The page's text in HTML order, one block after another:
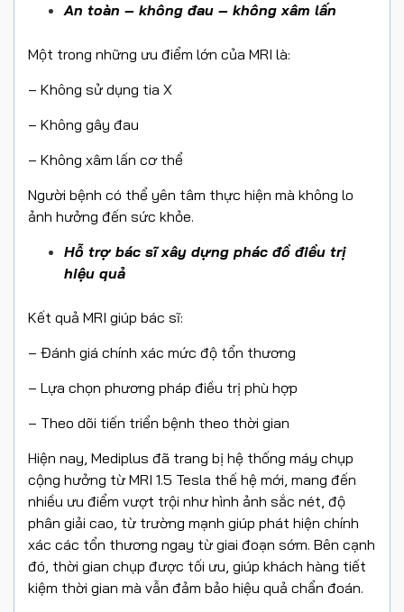
An toàn – không đau – không xâm lấn
Một trong những ưu điểm lớn của MRI là:
– Không sử dụng tia X
– Không gây đau
– Không xâm lấn cơ thể
Người bệnh có thể yên tâm thực hiện mà không lo
ảnh hưởng đến sức khỏe.
Hỗ trợ bác sĩ xây dựng phác đồ điều trị
hiệu quả
Kết quả MRI giúp bác sĩ:
– Đánh giá chính xác mức độ tổn thương
– Lựa chọn phương pháp điều trị phù hợp
– Theo dõi tiến triển bệnh theo thời gian
Hiện nay, Mediplus đã trang bị hệ thống máy chụp
cộng hưởng từ MRI 1.5 Tesla thế hệ mới, mang đến
nhiều ưu điểm vượt trội như hình ảnh sắc nét, độ
phân giải cao, từ trường mạnh giúp phát hiện chính
xác các tổn thương ngay từ giai đoạn sớm. Bên cạnh
đó, thời gian chụp được tối ưu, giúp khách hàng tiết
kiệm thời gian mà vẫn đảm bảo hiệu quả chẩn đoán.